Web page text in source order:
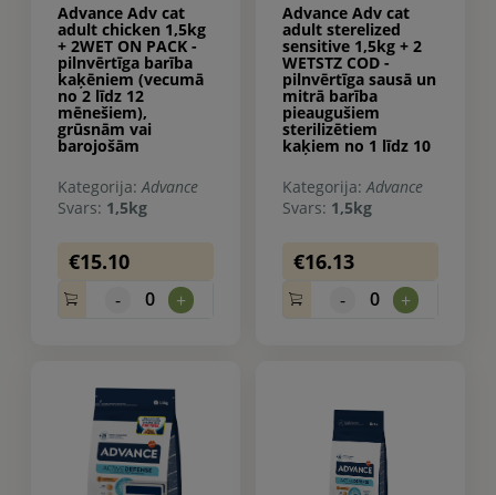
Advance Adv cat
adult chicken 1,5kg
+ 2WET ON PACK -
pilnvērtīga barība
kaķēniem (vecumā
no 2 līdz 12
mēnešiem),
grūsnām vai
barojošām
kaķenēm (sausā
barība un konservi).
Kategorija:Advance
Svars: 1,5kg
€15.10
- 0 +
Advance Adv cat
adult sterelized
sensitive 1,5kg + 2
WETSTZ COD -
pilnvērtīga sausā un
mitrā barība
pieaugušiem
sterilizētiem
kaķiem no 1 līdz 10
gadiem, ar jūtīgu
gremošanas
sistēmu. Ar lasi.
Kategorija:Advance
Svars: 1,5kg
€16.13
- 0 +